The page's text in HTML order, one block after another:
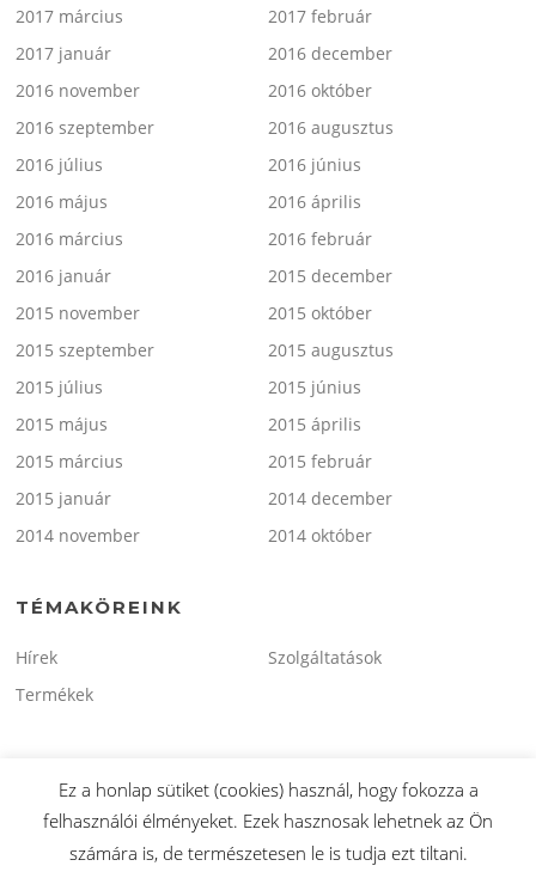
2017 március
2017 február
2017 január
2016 december
2016 november
2016 október
2016 szeptember
2016 augusztus
2016 július
2016 június
2016 május
2016 április
2016 március
2016 február
2016 január
2015 december
2015 november
2015 október
2015 szeptember
2015 augusztus
2015 július
2015 június
2015 május
2015 április
2015 március
2015 február
2015 január
2014 december
2014 november
2014 október
TÉMAKÖREINK
Hírek
Szolgáltatások
Termékek
Copyright © 2026 minitaxi.hu. Minden Jog Fenntartva.
Ez a honlap sütiket (cookies) használ, hogy fokozza a
felhasználói élményeket. Ezek hasznosak lehetnek az Ön
számára is, de természetesen le is tudja ezt tiltani.